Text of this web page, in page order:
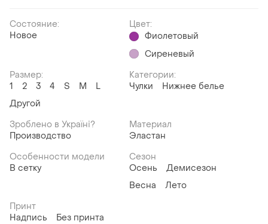
Состояние:
Новое
Цвет:
Фиолетовый
Сиреневый
Размер:
1
2 3 4 S M
L
Другой
Категории:
Чулки
Нижнее белье
Зроблено в Україні?
Производство
Материал
Эластан
Особенности модели
В сетку
Сезон
Осень
Демисезон
Весна
Лето
Принт
Надпись
Без принта